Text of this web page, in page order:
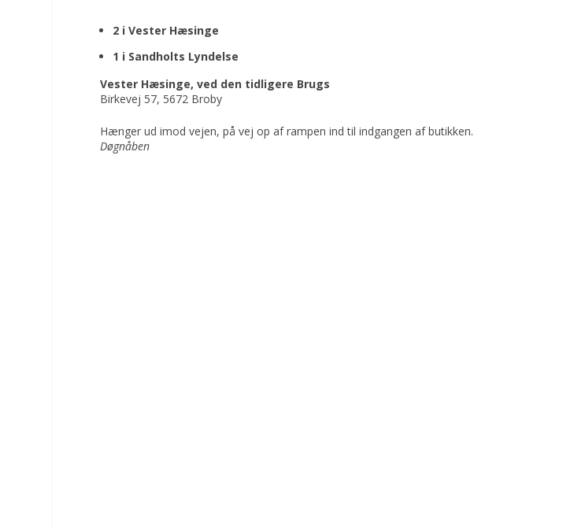
2 i Vester Hæsinge
1 i Sandholts Lyndelse
Vester Hæsinge, ved den tidligere Brugs
Birkevej 57, 5672 Broby
Hænger ud imod vejen, på vej op af rampen ind til indgangen af butikken.
Døgnåben